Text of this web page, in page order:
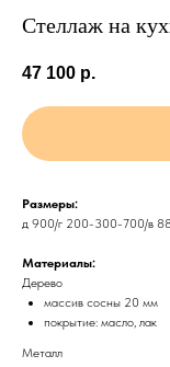
Стеллаж на
47 100 р.
Размеры:
д 900/г 200-300-700/в
Материалы:
Дерево
массив сосны 20 мм
покрытие: масло, лак
Металл